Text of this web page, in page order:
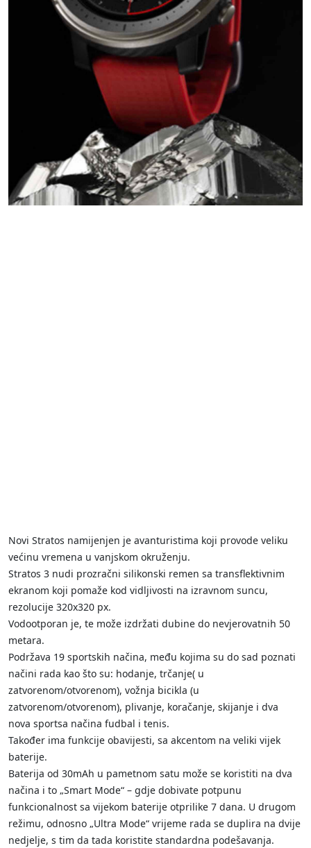
Novi Stratos namijenjen je avanturistima koji provode veliku
većinu vremena u vanjskom okruženju.
Stratos 3 nudi prozračni silikonski remen sa transflektivnim
ekranom koji pomaže kod vidljivosti na izravnom suncu,
rezolucije 320x320 px.
Vodootporan je, te može izdržati dubine do nevjerovatnih 50
metara.
Podržava 19 sportskih načina, među kojima su do sad poznati
načini rada kao što su: hodanje, trčanje( u
zatvorenom/otvorenom), vožnja bicikla (u
zatvorenom/otvorenom), plivanje, koračanje, skijanje i dva
nova sportsa načina fudbal i tenis.
Također ima funkcije obavijesti, sa akcentom na veliki vijek
baterije.
Baterija od 30mAh u pametnom satu može se koristiti na dva
načina i to „Smart Mode“ – gdje dobivate potpunu
funkcionalnost sa vijekom baterije otprilike 7 dana. U drugom
režimu, odnosno „Ultra Mode“ vrijeme rada se duplira na dvije
nedjelje, s tim da tada koristite standardna podešavanja.